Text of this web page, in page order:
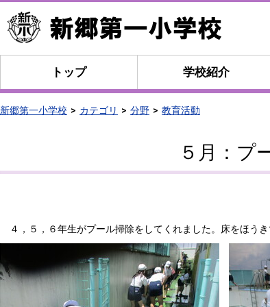
トップ 学校紹介
新郷第一小学校 カテゴリ 分野 教育活動
５月：プ
４，５，６年生がプール掃除をしてくれました。床をほう